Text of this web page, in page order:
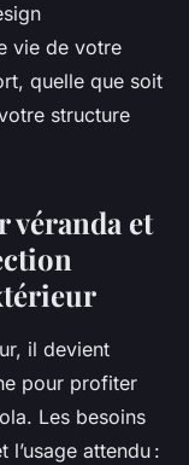
vie de votre
quelle que soit
structure
véranda et
il devient
pour profiter
Les besoins
attendu :